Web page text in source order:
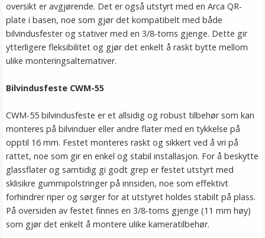
oversikt er avgjørende. Det er også utstyrt med en Arca QR-
plate i basen, noe som gjør det kompatibelt med både
bilvindusfester og stativer med en 3/8-toms gjenge. Dette gir
ytterligere fleksibilitet og gjør det enkelt å raskt bytte mellom
ulike monteringsalternativer.
Bilvindusfeste CWM-55
CWM-55 bilvindusfeste er et allsidig og robust tilbehør som kan
monteres på bilvinduer eller andre flater med en tykkelse på
opptil 16 mm. Festet monteres raskt og sikkert ved å vri på
rattet, noe som gir en enkel og stabil installasjon. For å beskytte
glassflater og samtidig gi godt grep er festet utstyrt med
sklisikre gummipolstringer på innsiden, noe som effektivt
forhindrer riper og sørger for at utstyret holdes stabilt på plass.
På oversiden av festet finnes en 3/8-toms gjenge (11 mm høy)
som gjør det enkelt å montere ulike kameratilbehør.